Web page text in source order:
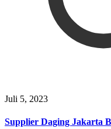
Juli 5, 2023
Supplier Daging Jakarta